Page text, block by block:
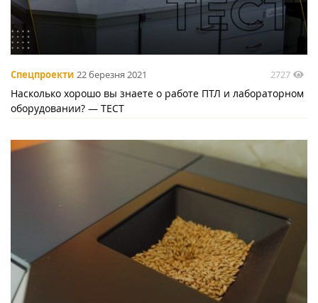
Спецпроекти 22 березня 2021 2727
Насколько хорошо вы знаете о работе ПТЛ и лабораторном
оборудовании? — ТЕСТ